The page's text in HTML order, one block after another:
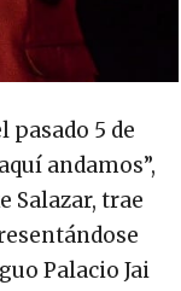
pasado 5 de
andamos”,
Salazar, trae
Palacio Jai